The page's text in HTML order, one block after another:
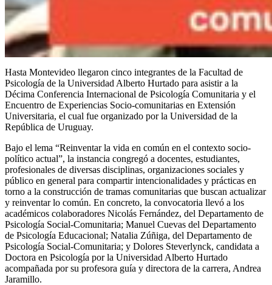
Hasta Montevideo llegaron cinco integrantes de la Facultad de
Psicología de la Universidad Alberto Hurtado para asistir a la
Décima Conferencia Internacional de Psicología Comunitaria y el
Encuentro de Experiencias Socio-comunitarias en Extensión
Universitaria, el cual fue organizado por la Universidad de la
República de Uruguay.
Bajo el lema “Reinventar la vida en común en el contexto socio-
político actual”, la instancia congregó a docentes, estudiantes,
profesionales de diversas disciplinas, organizaciones sociales y
público en general para compartir intencionalidades y prácticas en
torno a la construcción de tramas comunitarias que buscan actualizar
y reinventar lo común. En concreto, la convocatoria llevó a los
académicos colaboradores Nicolás Fernández, del Departamento de
Psicología Social-Comunitaria; Manuel Cuevas del Departamento
de Psicología Educacional; Natalia Zúñiga, del Departamento de
Psicología Social-Comunitaria; y Dolores Steverlynck, candidata a
Doctora en Psicología por la Universidad Alberto Hurtado
acompañada por su profesora guía y directora de la carrera, Andrea
Jaramillo.